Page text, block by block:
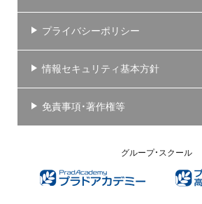
プライバシーポリシー
情報セキュリティ基本方針
免責事項・著作権等
グループ・スクール